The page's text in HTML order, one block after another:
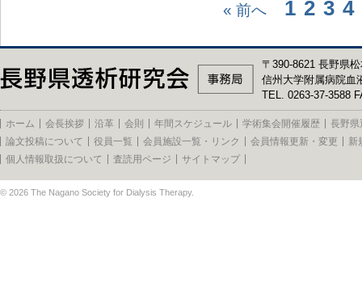
« 前へ 1 2 3 4
〒390-8621 長野県
信州大学附属病院血
TEL. 0263-37-3588
ホーム 会長挨拶 沿革 会則 年間スケジュール 学術集会開催履歴
長野県
論文投稿について
役員一覧 会員施設一覧・リンク 会員情報更新・変更
新
個人情報取扱について
査読用ページ サイトマップ
© 2026 The Nagano Society for Dialysis Therapy.